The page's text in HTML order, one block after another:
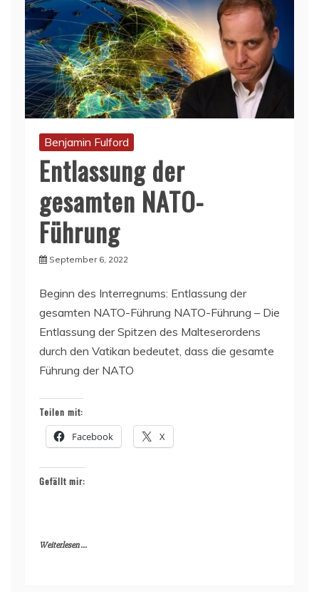
Benjamin Fulford
Entlassung der
gesamten NATO-
Führung
September 6, 2022
Beginn des Interregnums: Entlassung der
gesamten NATO-Führung NATO-Führung – Die
Entlassung der Spitzen des Malteserordens
durch den Vatikan bedeutet, dass die gesamte
Führung der NATO
Teilen mit:
Facebook X
Gefällt mir:
Weiterlesen ...